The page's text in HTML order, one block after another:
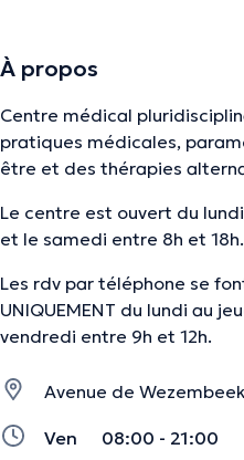
À propos
Centre médical
pratiques médicales,
être et des thérapies
Le centre est ouvert du
et le samedi entre 8h et 18h.
Les rdv par téléphone se
UNIQUEMENT du lundi au
vendredi entre 9h et 12h.
Avenue de
Ven
08:00 - 21:00